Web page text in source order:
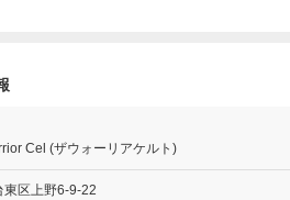
Cel (ザウォーリアケルト)
東区上野6-9-22